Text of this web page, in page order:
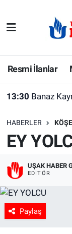
Resmi İlanlar
13:30 Banaz
HABERLER
EY
UŞAK HABER
EDITÖR
Paylaş
E-Gazete
Ekonomi
Gündem
İlanlar
Köşe
Kültür Sanat
Uşak
Uşak
Son
Haber